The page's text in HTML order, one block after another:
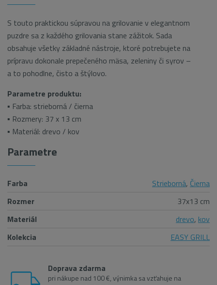
S touto praktickou súpravou na grilovanie v elegantnom
puzdre sa z každého grilovania stane zážitok. Sada
obsahuje všetky základné nástroje, ktoré potrebujete na
prípravu dokonale prepečeného mäsa, zeleniny či syrov –
a to pohodlne, čisto a štýlovo.
Parametre produktu:
▪ Farba: strieborná / čierna
▪ Rozmery: 37 x 13 cm
▪ Materiál: drevo / kov
Parametre
Farba Strieborná, Čierna
Rozmer
37x13 cm
Materiál
drevo, kov
Kolekcia
EASY GRILL
Doprava zdarma
pri nákupe nad 100 €, výnimka sa vzťahuje na